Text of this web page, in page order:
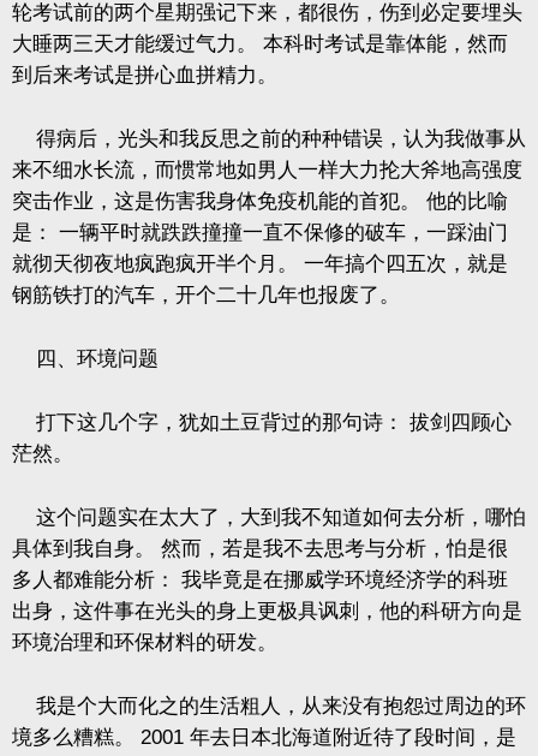
轮考试前的两个星期强记下来，都很伤，伤到必定要埋头
大睡两三天才能缓过气力。
本科时考试是靠体能，然而
到后来考试是拼心血拼精力。
得病后，光头和我反思之前的种种错误，认为我做事从
来不细水长流，而惯常地如男人一样大力抡大斧地高强度
突击作业，这是伤害我身体免疫机能的首犯。
他的比喻
是：
一辆平时就跌跌撞撞一直不保修的破车，一踩油门
就彻天彻夜地疯跑疯开半个月。
一年搞个四五次，就是
钢筋铁打的汽车，开个二十几年也报废了。
四、环境问题
打下这几个字，犹如土豆背过的那句诗：
拔剑四顾心
茫然。
这个问题实在太大了，大到我不知道如何去分析，哪怕
具体到我自身。
然而，若是我不去思考与分析，怕是很
多人都难能分析：
我毕竟是在挪威学环境经济学的科班
出身，这件事在光头的身上更极具讽刺，他的科研方向是
环境治理和环保材料的研发。
我是个大而化之的生活粗人，从来没有抱怨过周边的环
境多么糟糕。
2001 年去日本北海道附近待了段时间，是